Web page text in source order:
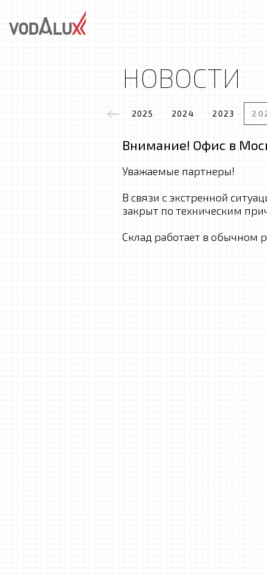
НОВОСТИ
2025 2024 2023
Внимание! Офис в
Уважаемые партнеры!
В связи с экстренной
закрыт по техническим
Склад работает в обычном